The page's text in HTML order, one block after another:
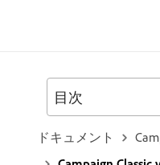
ドキュメント
目次